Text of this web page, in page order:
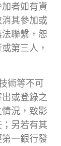
者如有資
其參加或
聯繫，恕
第三人，
術等不可
或登錄之
況，致影
另若有其
一銀行發